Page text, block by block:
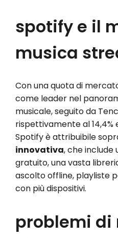
spotify e il
musica
Con una quota di
come leader nel
musicale, seguito da
rispettivamente al 14,4%
Spotify è attribuibile
innovativa, che include
gratuito, una vasta
ascolto offline, playliste
con più dispositivi.
problemi di